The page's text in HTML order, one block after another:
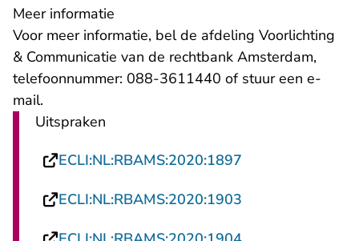
Meer informatie
Voor meer informatie, bel de afdeling Voorlichting
& Communicatie van de rechtbank Amsterdam,
telefoonnummer: 088-3611440 of stuur een e-
mail- U verlaat Rechtspraak.nl
.
Uitspraken
ECLI:NL:RBAMS:2020:1897
ECLI:NL:RBAMS:2020:1903